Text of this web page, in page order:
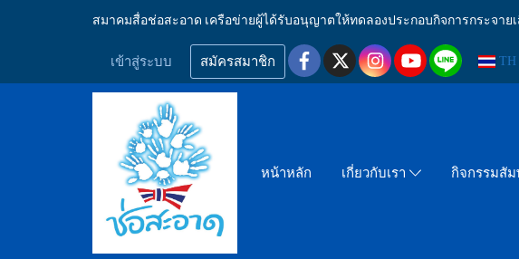
สมาคมสื่อช่อสะอาด เครือข่ายผู้ได้รับอนุญาตให้ทดลองประกอบกิจการกระจา
เข้าสู่ระบบ สมัครสมาชิก TH
หน้าหลัก เกี่ยวกับเรา กิจกรรมสั